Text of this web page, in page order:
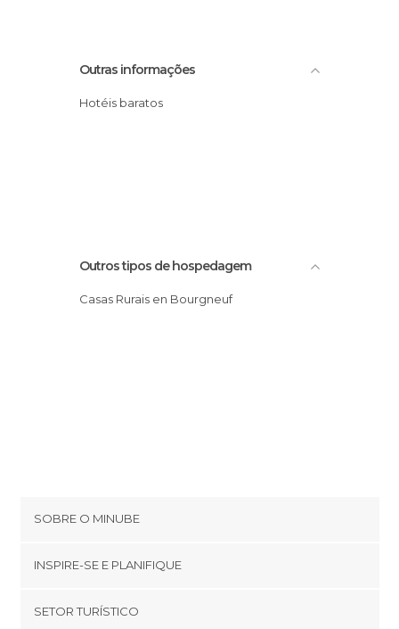
Outras informações
Hotéis baratos
Outros tipos de hospedagem
Casas Rurais en Bourgneuf
SOBRE O MINUBE
Términos e Condições
INSPIRE-SE E PLANIFIQUE
footer@item_discovertips_anchor
SETOR TURÍSTICO